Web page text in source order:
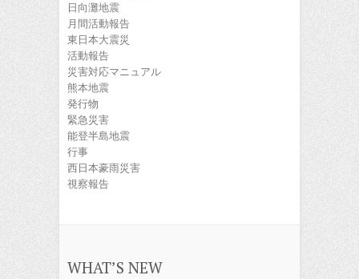
日向灘地震
月間活動報告
東日本大震災
活動報告
災害対応マニュアル
熊本地震
発行物
緊急災害
能登半島地震
行事
西日本豪雨災害
視察報告
WHAT’S NEW